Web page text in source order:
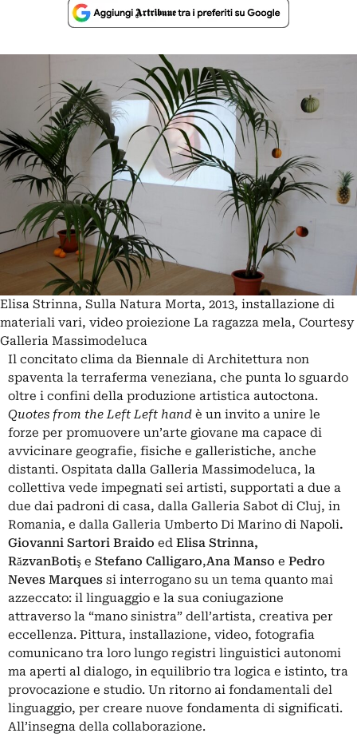
Elisa Strinna, Sulla Natura Morta, 2013, installazione di
materiali vari, video proiezione La ragazza mela, Courtesy
Galleria Massimodeluca
Il concitato clima da Biennale di Architettura non
spaventa la terraferma veneziana, che punta lo sguardo
oltre i confini della produzione artistica autoctona.
Quotes from the Left Left hand è un invito a unire le
forze per promuovere un’arte giovane ma capace di
avvicinare geografie, fisiche e galleristiche, anche
distanti. Ospitata dalla Galleria Massimodeluca, la
collettiva vede impegnati sei artisti, supportati a due a
due dai padroni di casa, dalla Galleria Sabot di Cluj, in
Romania, e dalla Galleria Umberto Di Marino di Napoli.
Giovanni Sartori Braido ed Elisa Strinna,
RăzvanBotiş e Stefano Calligaro,Ana Manso e Pedro
Neves Marques si interrogano su un tema quanto mai
azzeccato: il linguaggio e la sua coniugazione
attraverso la “mano sinistra” dell’artista, creativa per
eccellenza. Pittura, installazione, video, fotografia
comunicano tra loro lungo registri linguistici autonomi
ma aperti al dialogo, in equilibrio tra logica e istinto, tra
provocazione e studio. Un ritorno ai fondamentali del
linguaggio, per creare nuove fondamenta di significati.
All’insegna della collaborazione.